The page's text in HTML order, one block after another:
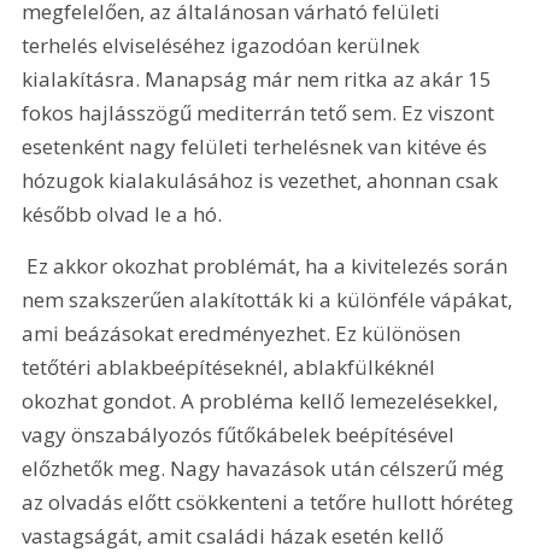
megfelelően, az általánosan várható felületi
terhelés elviseléséhez igazodóan kerülnek
kialakításra. Manapság már nem ritka az akár 15
fokos hajlásszögű mediterrán tető sem. Ez viszont
esetenként nagy felületi terhelésnek van kitéve és
hózugok kialakulásához is vezethet, ahonnan csak
később olvad le a hó.
nem szakszerűen alakították ki a különféle vápákat,
ami beázásokat eredményezhet. Ez különösen
tetőtéri ablakbeépítéseknél, ablakfülkéknél
okozhat gondot. A probléma kellő lemezelésekkel,
vagy önszabályozós fűtőkábelek beépítésével
előzhetők meg. Nagy havazások után célszerű még
az olvadás előtt csökkenteni a tetőre hullott hóréteg
vastagságát, amit családi házak esetén kellő